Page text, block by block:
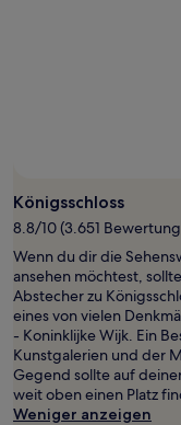
Es
können
zusätzliche
Bedingungen
gelten.
Königsschloss
8.8/10 (3.651
Wenn du dir die
ansehen möchtest,
Abstecher zu
eines von vielen
- Koninklijke Wijk. Ein
Kunstgalerien und der
Gegend sollte auf
weit oben einen Platz
Weniger anzeigen